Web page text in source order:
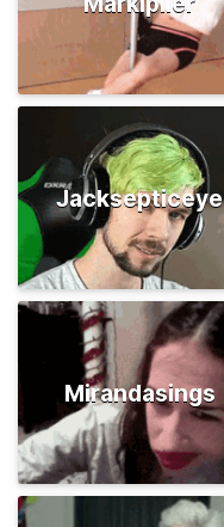
Jacksepticeye
Mirandasings